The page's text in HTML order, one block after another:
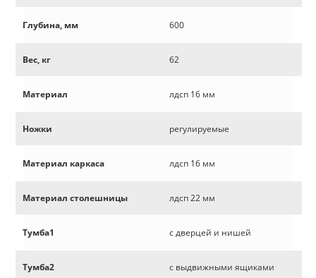
Глубина, мм 600
Вес, кг 62
Материал лдсп 16 мм
Ножки регулируемые
Материал каркаса лдсп 16 мм
Материал столешницы лдсп 22 мм
Тумба1 с дверцей и нишей
Тумба2 с выдвижными ящиками